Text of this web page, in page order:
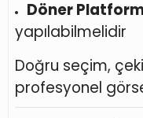
Döner
yapılabilmelidir
Doğru seçim,
profesyonel